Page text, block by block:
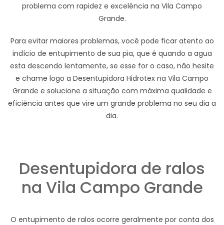
problema com rapidez e excelência na Vila Campo
Grande.
Para evitar maiores problemas, você pode ficar atento ao
indício de entupimento de sua pia, que é quando a agua
esta descendo lentamente, se esse for o caso, não hesite
e chame logo a Desentupidora Hidrotex na Vila Campo
Grande e solucione a situação com máxima qualidade e
eficiência antes que vire um grande problema no seu dia a
dia.
Desentupidora de ralos
na Vila Campo Grande
O entupimento de ralos ocorre geralmente por conta dos